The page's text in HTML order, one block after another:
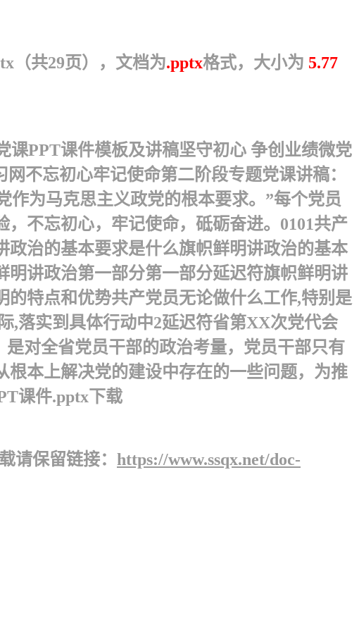
（共29页），文档为.pptx格式，大小为 5.77
课PPT课件模板及讲稿坚守初心 争创业绩微党
不忘初心牢记使命第二阶段专题党课讲稿：
作为马克思主义政党的根本要求。”每个党员
不忘初心，牢记使命，砥砺奋进。 0101共产
政治的基本要求是什么旗帜鲜明讲政治的基本
讲政治 第一部分第一部分 延迟符旗帜鲜明讲
特点和优势共产党员无论做什么工作,特别是
,落实到具体行动中2 延迟符省第XX次党代会
对全省党员干部的政治考量，党员干部只有
本上解决党的建设中存在的一些问题，为推
课件.pptx下载
请保留链接： https://www.ssqx.net/doc-